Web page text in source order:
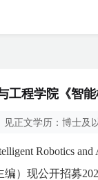
工程学院《智
见正文学历： 博士及
Robotics
）现公开招募